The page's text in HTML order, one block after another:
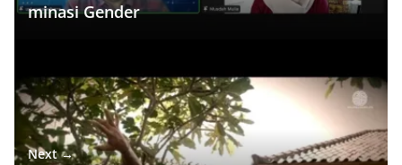
minasi Gender
Next →